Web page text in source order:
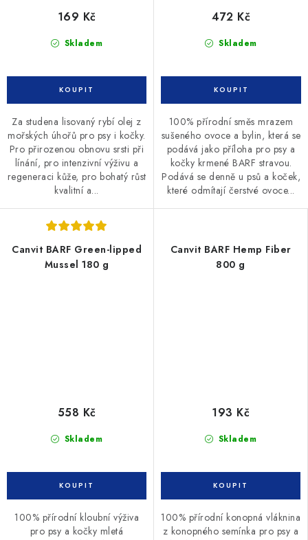
Skladem
169 Kč
Za studena lisovaný rybí olej z
mořských úhořů pro psy i kočky.
Pro přirozenou obnovu srsti při
línání, pro intenzivní výživu a
regeneraci kůže, pro bohatý růst
kvalitní a...
Skladem
472 Kč
100% přírodní směs mrazem
sušeného ovoce a bylin, která se
podává jako příloha pro psy a
kočky krmené BARF stravou.
Podává se denně u psů a koček,
které odmítají čerstvé ovoce...
Canvit BARF Green-lipped
Mussel 180 g
Skladem
558 Kč
100% přírodní kloubní výživa
pro psy a kočky mletá
Canvit BARF Hemp Fiber
800 g
Skladem
193 Kč
100% přírodní konopná vláknina
z konopného semínka pro psy a